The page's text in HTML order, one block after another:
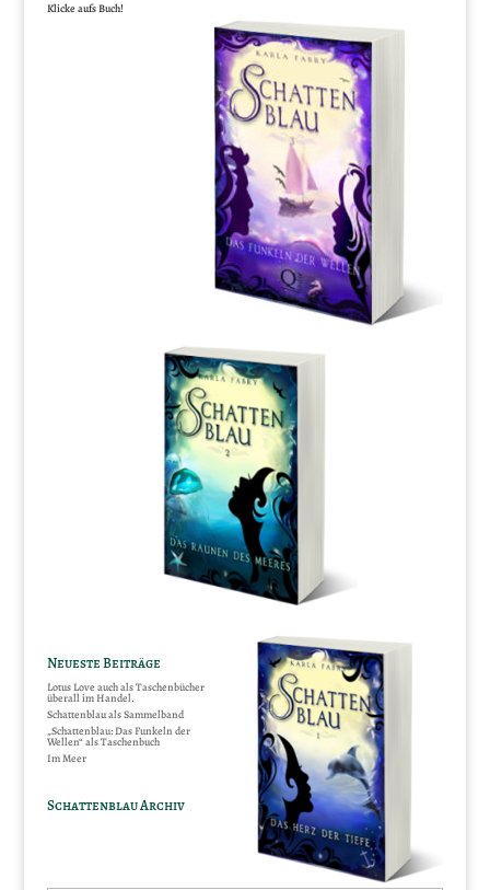
Klicke aufs Buch!
Neueste Beiträge
Lotus Love auch als Taschenbücher
überall im Handel.
Schattenblau als Sammelband
„Schattenblau: Das Funkeln der
Wellen“ als Taschenbuch
Im Meer
Schattenblau Archiv